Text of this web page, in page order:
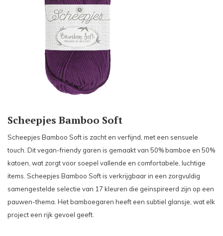
Scheepjes Bamboo Soft
Scheepjes Bamboo Soft is zacht en verfijnd, met een sensuele
touch. Dit vegan-friendy garen is gemaakt van 50% bamboe en 50%
katoen, wat zorgt voor soepel vallende en comfortabele, luchtige
items. Scheepjes Bamboo Soft is verkrijgbaar in een zorgvuldig
samengestelde selectie van 17 kleuren die geïnspireerd zijn op een
pauwen-thema. Het bamboegaren heeft een subtiel glansje, wat elk
project een rijk gevoel geeft.